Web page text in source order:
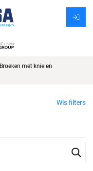
Broeken met knie en
Wis filters